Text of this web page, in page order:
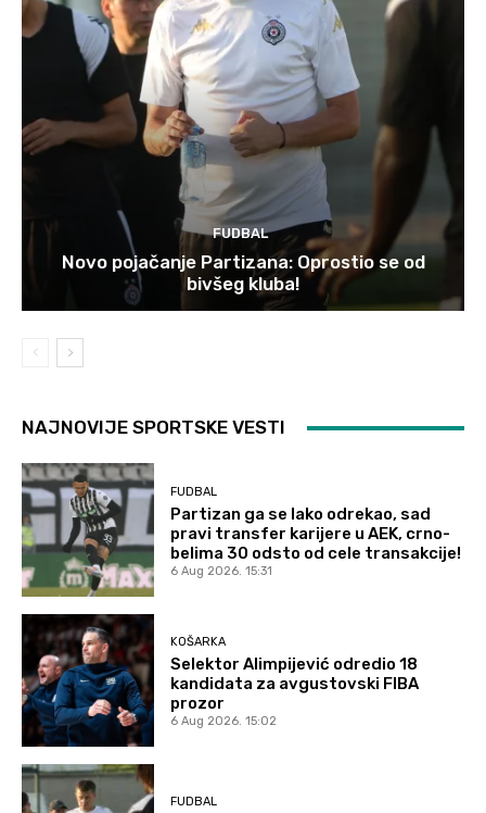
FUDBAL
Novo pojačanje Partizana: Oprostio se od
bivšeg kluba!
NAJNOVIJE SPORTSKE VESTI
FUDBAL
Partizan ga se lako odrekao, sad
pravi transfer karijere u AEK, crno-
belima 30 odsto od cele transakcije!
6 Aug 2026. 15:31
KOŠARKA
Selektor Alimpijević odredio 18
kandidata za avgustovski FIBA
prozor
6 Aug 2026. 15:02
FUDBAL